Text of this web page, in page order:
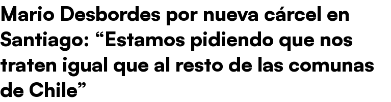
Mario Desbordes por nueva cárcel en
Santiago: “Estamos pidiendo que nos
traten igual que al resto de las comunas
de Chile”